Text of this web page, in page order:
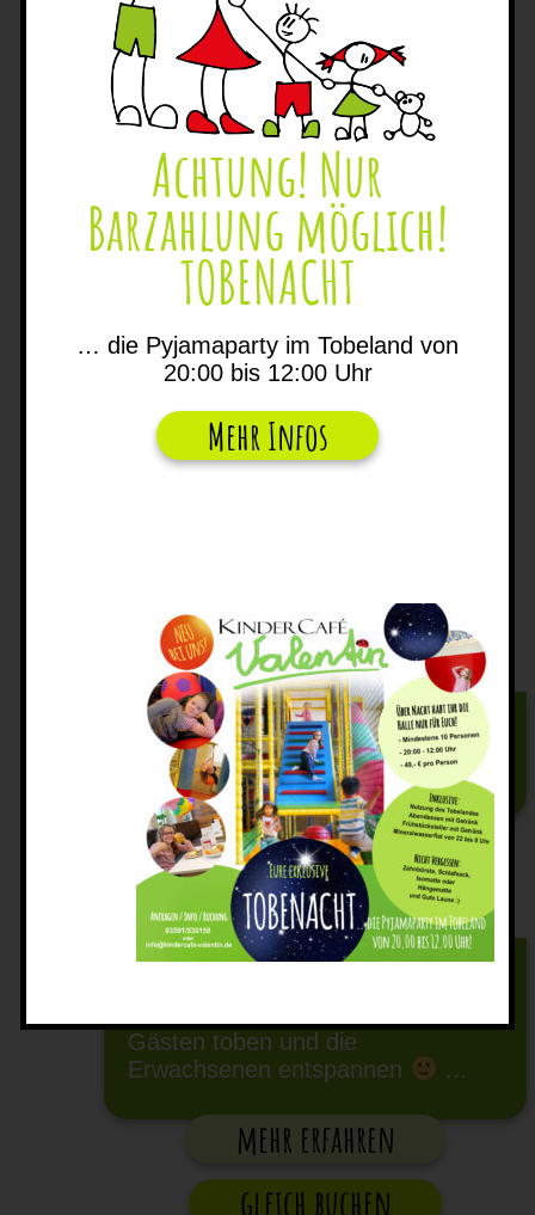
Di–Fr 14.00–19.00 Uhr
Alle Gäste werden von uns
platziert.
mehr erfahren
Gästen toben und die
Erwachsenen entspannen
…
mehr erfahren
gleich buchen
Achtung! Nur
Barzahlung möglich!
TOBENACHT
… die Pyjamaparty im Tobeland von
20:00 bis 12:00 Uhr
Mehr Infos